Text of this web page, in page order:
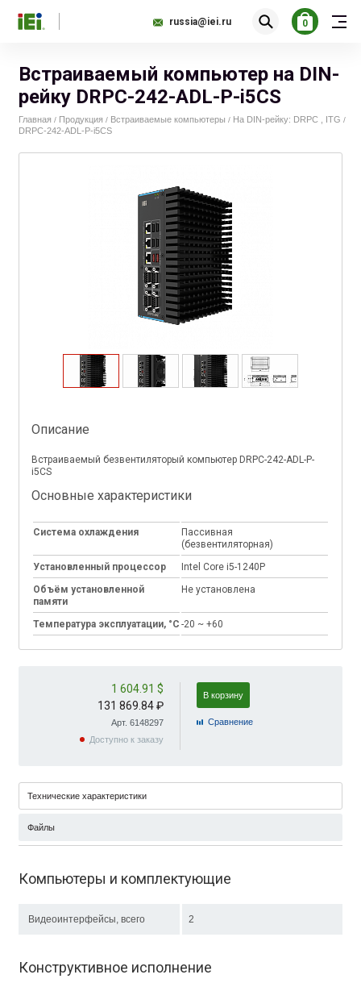
russia@iei.ru 0
Встраиваемый компьютер на DIN-
рейку DRPC-242-ADL-P-i5CS
Главная / Продукция / Встраиваемые компьютеры / На DIN-рейку: DRPC , ITG /
DRPC-242-ADL-P-i5CS
Описание
Встраиваемый безвентиляторый компьютер DRPC-242-ADL-P-
i5CS
Основные характеристики
Система охлаждения
Пассивная
(безвентиляторная)
Установленный процессор
Intel Core i5-1240P
Объём установленной
памяти
Не установлена
Температура эксплуатации, °C -20 ~ +60
1 604.91 $
131 869.84 ₽
Арт. 6148297
Доступно к заказу
В корзину
Cравнение
Технические характеристики
Файлы
Компьютеры и комплектующие
Видеоинтерфейсы, всего 2
Конструктивное исполнение